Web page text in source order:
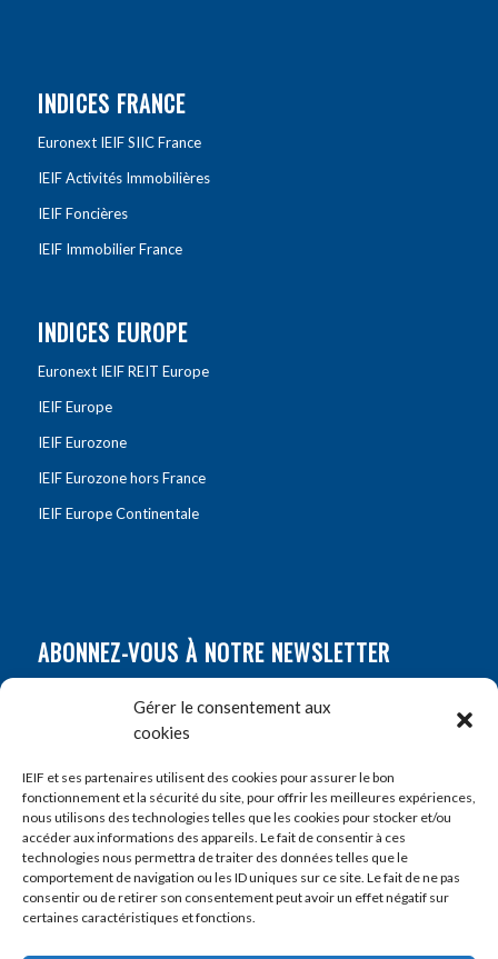
Gérer le consentement aux
cookies
IEIF et ses partenaires utilisent des cookies pour assurer le bon
fonctionnement et la sécurité du site, pour offrir les meilleures expériences,
nous utilisons des technologies telles que les cookies pour stocker et/ou
accéder aux informations des appareils. Le fait de consentir à ces
technologies nous permettra de traiter des données telles que le
comportement de navigation ou les ID uniques sur ce site. Le fait de ne pas
consentir ou de retirer son consentement peut avoir un effet négatif sur
certaines caractéristiques et fonctions.
INDICES FRANCE
Euronext IEIF SIIC France
IEIF Activités Immobilières
IEIF Foncières
IEIF Immobilier France
INDICES EUROPE
Euronext IEIF REIT Europe
IEIF Europe
IEIF Eurozone
IEIF Eurozone hors France
IEIF Europe Continentale
ABONNEZ-VOUS À NOTRE NEWSLETTER
Prénom*
E-mail*